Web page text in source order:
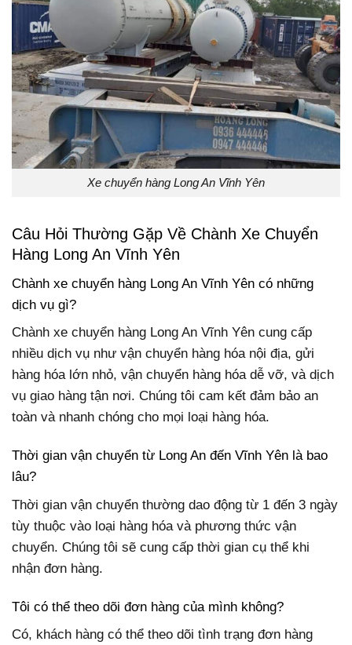
Xe chuyển hàng Long An Vĩnh Yên
Câu Hỏi Thường Gặp Về Chành Xe Chuyển
Hàng Long An Vĩnh Yên
Chành xe chuyển hàng Long An Vĩnh Yên có những
dịch vụ gì?
Chành xe chuyển hàng Long An Vĩnh Yên cung cấp
nhiều dịch vụ như vận chuyển hàng hóa nội địa, gửi
hàng hóa lớn nhỏ, vận chuyển hàng hóa dễ vỡ, và dịch
vụ giao hàng tận nơi. Chúng tôi cam kết đảm bảo an
toàn và nhanh chóng cho mọi loại hàng hóa.
Thời gian vận chuyển từ Long An đến Vĩnh Yên là bao
lâu?
Thời gian vận chuyển thường dao động từ 1 đến 3 ngày
tùy thuộc vào loại hàng hóa và phương thức vận
chuyển. Chúng tôi sẽ cung cấp thời gian cụ thể khi
nhận đơn hàng.
Tôi có thể theo dõi đơn hàng của mình không?
Có, khách hàng có thể theo dõi tình trạng đơn hàng